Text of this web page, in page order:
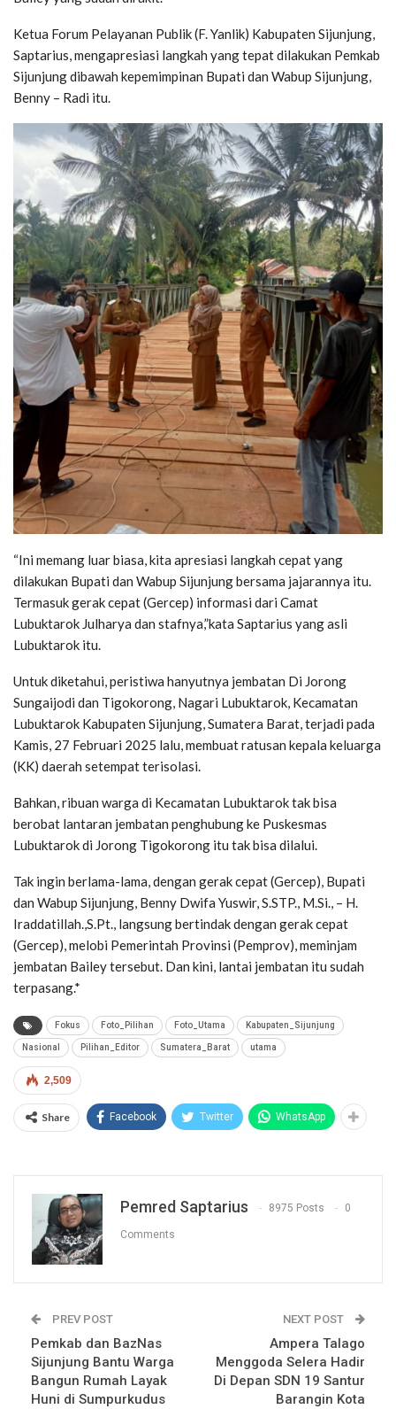
Ketua Forum Pelayanan Publik (F. Yanlik) Kabupaten Sijunjung,
Saptarius, mengapresiasi langkah yang tepat dilakukan Pemkab
Sijunjung dibawah kepemimpinan Bupati dan Wabup Sijunjung,
Benny – Radi itu.
“Ini memang luar biasa, kita apresiasi langkah cepat yang
dilakukan Bupati dan Wabup Sijunjung bersama jajarannya itu.
Termasuk gerak cepat (Gercep) informasi dari Camat
Lubuktarok Julharya dan stafnya,”kata Saptarius yang asli
Lubuktarok itu.
Untuk diketahui, peristiwa hanyutnya jembatan Di Jorong
Sungaijodi dan Tigokorong, Nagari Lubuktarok, Kecamatan
Lubuktarok Kabupaten Sijunjung, Sumatera Barat, terjadi pada
Kamis, 27 Februari 2025 lalu, membuat ratusan kepala keluarga
(KK) daerah setempat terisolasi.
Bahkan, ribuan warga di Kecamatan Lubuktarok tak bisa
berobat lantaran jembatan penghubung ke Puskesmas
Lubuktarok di Jorong Tigokorong itu tak bisa dilalui.
Tak ingin berlama-lama, dengan gerak cepat (Gercep), Bupati
dan Wabup Sijunjung, Benny Dwifa Yuswir, S.STP., M.Si., – H.
Iraddatillah.,S.Pt., langsung bertindak dengan gerak cepat
(Gercep), melobi Pemerintah Provinsi (Pemprov), meminjam
jembatan Bailey tersebut. Dan kini, lantai jembatan itu sudah
terpasang.*
Fokus Foto_Pilihan Foto_Utama Kabupaten_Sijunjung
Nasional Pilihan_Editor Sumatera_Barat utama
2,509
Share Facebook Twitter WhatsApp
Pemred Saptarius 8975 Posts 0
Comments
PREV POST
Pemkab dan BazNas
Sijunjung Bantu Warga
Bangun Rumah Layak
Huni di Sumpurkudus
NEXT POST
Ampera Talago
Menggoda Selera Hadir
Di Depan SDN 19 Santur
Barangin Kota